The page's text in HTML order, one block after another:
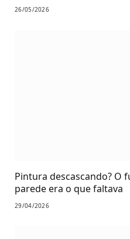
26/05/2026
Pintura descascando? O
parede era o que faltava
29/04/2026